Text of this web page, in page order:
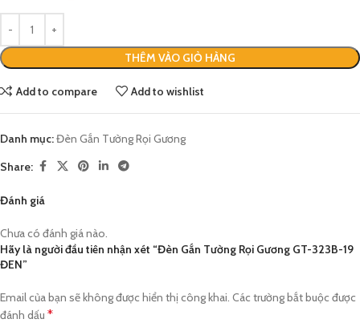
THÊM VÀO GIỎ HÀNG
Add to compare Add to wishlist
Danh mục:Đèn Gắn Tường Rọi Gương
Share:
Đánh giá
Chưa có đánh giá nào.
Hãy là người đầu tiên nhận xét “Đèn Gắn Tường Rọi Gương GT-323B-19
ĐEN”
Email của bạn sẽ không được hiển thị công khai. Các trường bắt buộc được
đánh dấu *